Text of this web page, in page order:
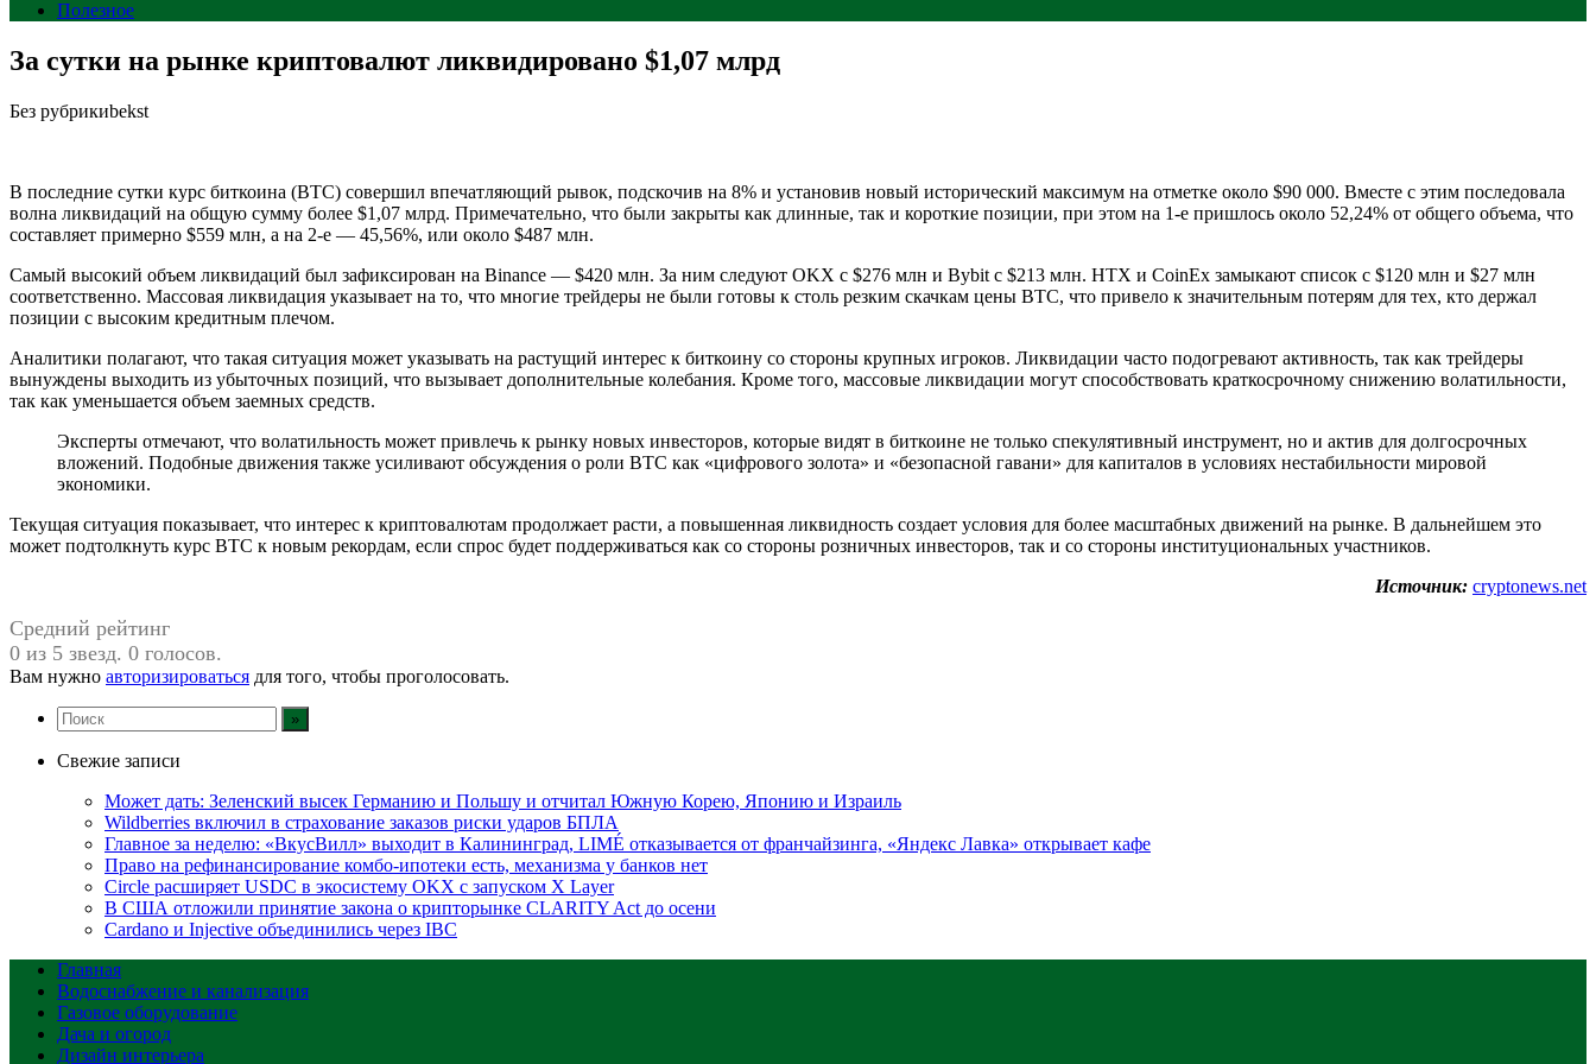
Полезное
За сутки на рынке криптовалют ликвидировано $1,07 млрд
Без рубрикиbekst
В последние сутки курс биткоина (BTC) совершил впечатляющий рывок, подскочив на 8% и установив новый исторический максимум на отметке около $90 000. Вместе с этим последовала
волна ликвидаций на общую сумму более $1,07 млрд. Примечательно, что были закрыты как длинные, так и короткие позиции, при этом на 1-е пришлось около 52,24% от общего объема, что
составляет примерно $559 млн, а на 2-е — 45,56%, или около $487 млн.
Самый высокий объем ликвидаций был зафиксирован на Binance — $420 млн. За ним следуют OKX с $276 млн и Bybit с $213 млн. HTX и CoinEx замыкают список с $120 млн и $27 млн
соответственно. Массовая ликвидация указывает на то, что многие трейдеры не были готовы к столь резким скачкам цены BTC, что привело к значительным потерям для тех, кто держал
позиции с высоким кредитным плечом.
Аналитики полагают, что такая ситуация может указывать на растущий интерес к биткоину со стороны крупных игроков. Ликвидации часто подогревают активность, так как трейдеры
вынуждены выходить из убыточных позиций, что вызывает дополнительные колебания. Кроме того, массовые ликвидации могут способствовать краткосрочному снижению волатильности,
так как уменьшается объем заемных средств.
Эксперты отмечают, что волатильность может привлечь к рынку новых инвесторов, которые видят в биткоине не только спекулятивный инструмент, но и актив для долгосрочных
вложений. Подобные движения также усиливают обсуждения о роли BTC как «цифрового золота» и «безопасной гавани» для капиталов в условиях нестабильности мировой
экономики.
Текущая ситуация показывает, что интерес к криптовалютам продолжает расти, а повышенная ликвидность создает условия для более масштабных движений на рынке. В дальнейшем это
может подтолкнуть курс BTC к новым рекордам, если спрос будет поддерживаться как со стороны розничных инвесторов, так и со стороны институциональных участников.
Источник: cryptonews.net
Средний рейтинг
0 из 5 звезд. 0 голосов.
Вам нужно авторизироваться для того, чтобы проголосовать.
Свежие записи
Может дать: Зеленский высек Германию и Польшу и отчитал Южную Корею, Японию и Израиль
Wildberries включил в страхование заказов риски ударов БПЛА
Главное за неделю: «ВкусВилл» выходит в Калининград, LIMÉ отказывается от франчайзинга, «Яндекс Лавка» открывает кафе
Право на рефинансирование комбо-ипотеки есть, механизма у банков нет
Circle расширяет USDC в экосистему OKX с запуском X Layer
В США отложили принятие закона о крипторынке CLARITY Act до осени
Cardano и Injective объединились через IBC
Главная
Водоснабжение и канализация
Газовое оборудование
Дача и огород
Дизайн интерьера